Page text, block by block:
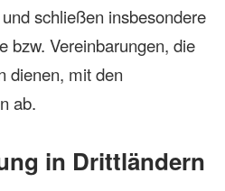
schließen insbesondere
bzw. Vereinbarungen, die
dienen, mit den
ab.
in Drittländern